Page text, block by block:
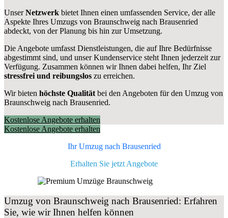
UnserNetzwerk bietet Ihnen einen umfassenden Service, der alle
Aspekte Ihres Umzugs von Braunschweig nach Brausenried
abdeckt, von der Planung bis hin zur Umsetzung.
Die Angebote umfasst Dienstleistungen, die auf Ihre Bedürfnisse
abgestimmt sind, und unser Kundenservice steht Ihnen jederzeit zur
Verfügung. Zusammen können wir Ihnen dabei helfen, Ihr Ziel
stressfrei und reibungslos zu erreichen.
Wir bieten höchste Qualität bei den Angeboten für den Umzug von
Braunschweig nach Brausenried.
Kostenlose Angebote erhalten
Kostenlose Angebote erhalten
Ihr Umzug nach Brausenried
Erhalten Sie jetzt Angebote
Umzug von Braunschweig nach Brausenried: Erfahren
Sie, wie wir Ihnen helfen können